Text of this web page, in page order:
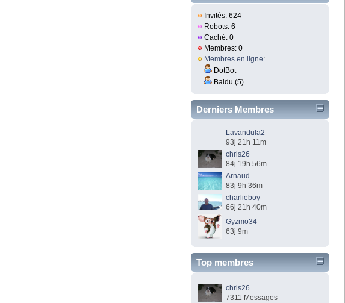
Invités: 624
Robots: 6
Caché: 0
Membres: 0
Membres en ligne:
DotBot
Baidu (5)
Derniers Membres
Lavandula2
93j 21h 11m
chris26
84j 19h 56m
Arnaud
83j 9h 36m
charlieboy
66j 21h 40m
Gyzmo34
63j 9m
Top membres
chris26
7311 Messages